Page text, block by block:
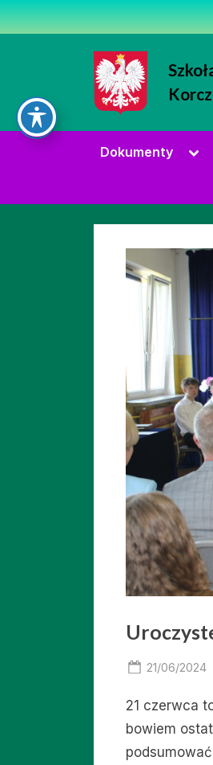
Skip
to
Dokumenty
Posted
21/06/2024
21 czerwca
bowiem